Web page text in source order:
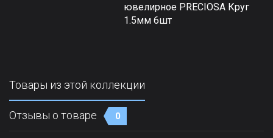
ювелирное PRECIOSA Круг
1.5мм 6шт
Товары из этой коллекции
Отзывы о товаре 0